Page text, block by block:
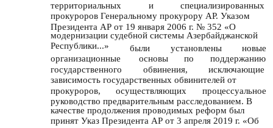
территориальных и
специализированных
прокуроров Генеральному прокурору АР. Указом
Президента АР от 19 января 2006 г. № 352 «О
модернизации судебной системы Азербайджанской
Республики...»
были установлены
новые
организационные
основы по
поддержанию
государственного
обвинения,
исключающие
зависимость государственных обвинителей от
прокуроров,
осуществляющих
процессуальное
руководство предварительным расследованием. В
качестве продолжения проводимых реформ был
принят Указ Президента АР от 3 апреля 2019 г. «Об